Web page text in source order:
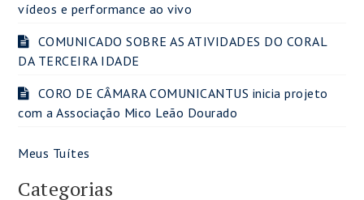
vídeos e performance ao vivo
COMUNICADO SOBRE AS ATIVIDADES DO CORAL
DA TERCEIRA IDADE
CORO DE CÂMARA COMUNICANTUS inicia projeto
com a Associação Mico Leão Dourado
Meus Tuítes
Categorias